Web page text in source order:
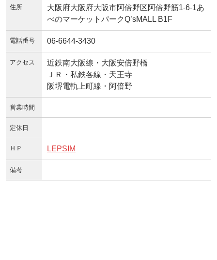
住所
大阪府大阪府大阪市阿倍野区阿倍野筋1-6-1あ
べのマーケットパークQ’sMALL B1F
電話番号 06-6644-3430
アクセス
近鉄南大阪線・大阪安倍野橋
ＪＲ・私鉄各線・天王寺
阪堺電軌上町線・阿倍野
営業時間
定休日
ＨＰ LEPSIM
備考